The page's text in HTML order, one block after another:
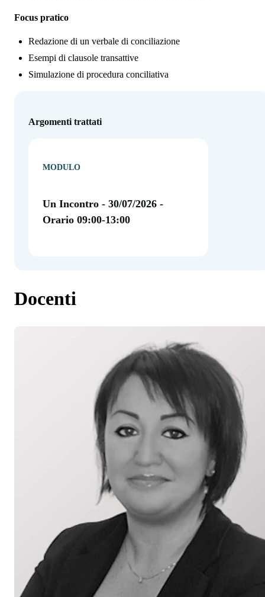
Focus pratico
Redazione di un verbale di conciliazione
Esempi di clausole transattive
Simulazione di procedura conciliativa
Argomenti trattati
MODULO
Un Incontro - 30/07/2026 -
Orario 09:00-13:00
Docenti